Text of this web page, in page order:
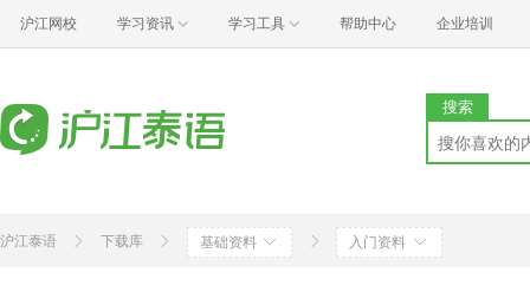
沪江网校 学习资讯 学习工具 帮助中心 企业培训
搜索
沪江泰语 下载库 基础资料 入门资料